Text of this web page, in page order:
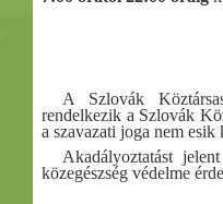
A Szlovák
rendelkezik a Szlovák
a szavazati joga nem esik
Akadályoztatást
közegészség védelme